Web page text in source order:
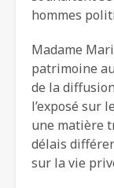
hommes
Madame
patrimoine
de la
l’exposé sur
une matière
délais
sur la vie